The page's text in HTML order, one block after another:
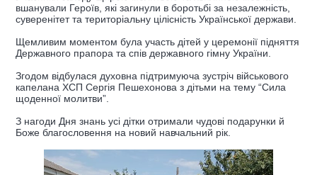
вшанували Героїв, які загинули в боротьбі за незалежність,
суверенітет та територіальну цілісність Української держави.
Щемливим моментом була участь дітей у церемонії підняття
Державного прапора та спів державного гімну України.
Згодом відбулася духовна підтримуюча зустріч військового
капелана ХСП Сергія Пешехонова з дітьми на тему “Сила
щоденної молитви”.
З нагоди Дня знань усі дітки отримали чудові подарунки й
Боже благословення на новий навчальний рік.